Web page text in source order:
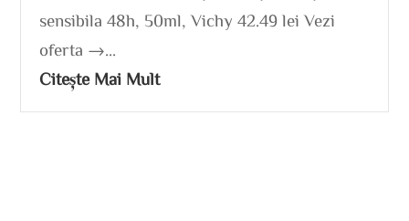
sensibila 48h, 50ml, Vichy 42.49 lei Vezi
oferta →...
Citește Mai Mult